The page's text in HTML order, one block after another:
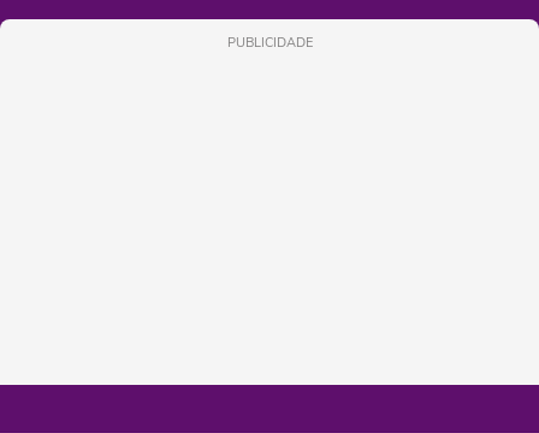
PUBLICIDADE